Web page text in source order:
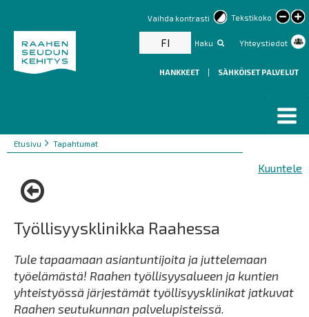
Tekstikoko
text
Vaihda kontrasti
Haku Yhteystiedot
FI
HANKKEET | SÄHKÖISET PALVELUT
Murupolku
You
Etusivu Tapahtumat
Kuuntele
Työllisyysklinikka Raahessa
Tule tapaamaan asiantuntijoita ja juttelemaan
työelämästä! Raahen työllisyysalueen ja kuntien
yhteistyössä järjestämät työllisyysklinikat jatkuvat
Raahen seutukunnan palvelupisteissä.